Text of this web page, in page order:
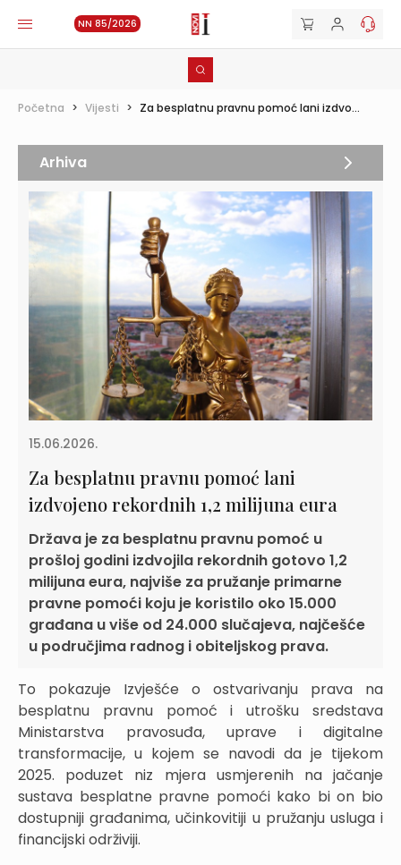
NN 85/2026
Početna > Vijesti > Za besplatnu pravnu pomoć lani izdvo...
15.06.2026.
Za besplatnu pravnu pomoć lani
izdvojeno rekordnih 1,2 milijuna eura
Država je za besplatnu pravnu pomoć u
prošloj godini izdvojila rekordnih gotovo 1,2
milijuna eura, najviše za pružanje primarne
pravne pomoći koju je koristilo oko 15.000
građana u više od 24.000 slučajeva, najčešće
u područjima radnog i obiteljskog prava.
To pokazuje Izvješće o ostvarivanju prava na
besplatnu pravnu pomoć i utrošku sredstava
Ministarstva pravosuđa, uprave i digitalne
transformacije, u kojem se navodi da je tijekom
2025. poduzet niz mjera usmjerenih na jačanje
sustava besplatne pravne pomoći kako bi on bio
dostupniji građanima, učinkovitiji u pružanju usluga i
financijski održiviji.
Arhiva